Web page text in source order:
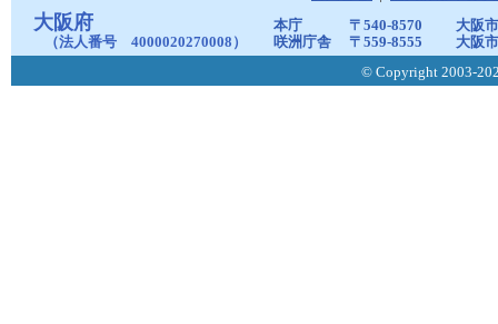
大阪府
（法人番号 4000020270008）
本庁 〒540-8570
大阪
咲洲庁舎
〒559-8555
大阪
© Copyright 2003-